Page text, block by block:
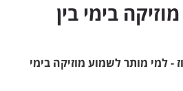
בימי בין